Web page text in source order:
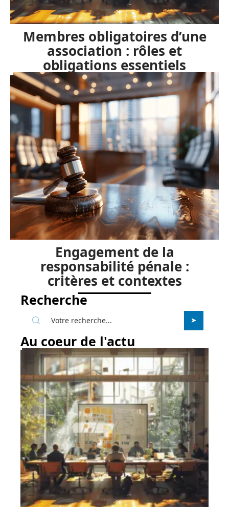
Membres obligatoires d’une
association : rôles et
obligations essentiels
Engagement de la
responsabilité pénale :
critères et contextes
Recherche
Au coeur de l'actu